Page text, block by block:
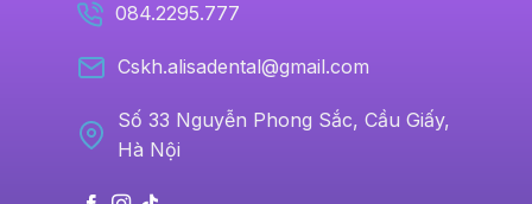
084.2295.777
Cskh.alisadental@gmail.com
Số 33 Nguyễn Phong Sắc, Cầu Giấy,
Hà Nội